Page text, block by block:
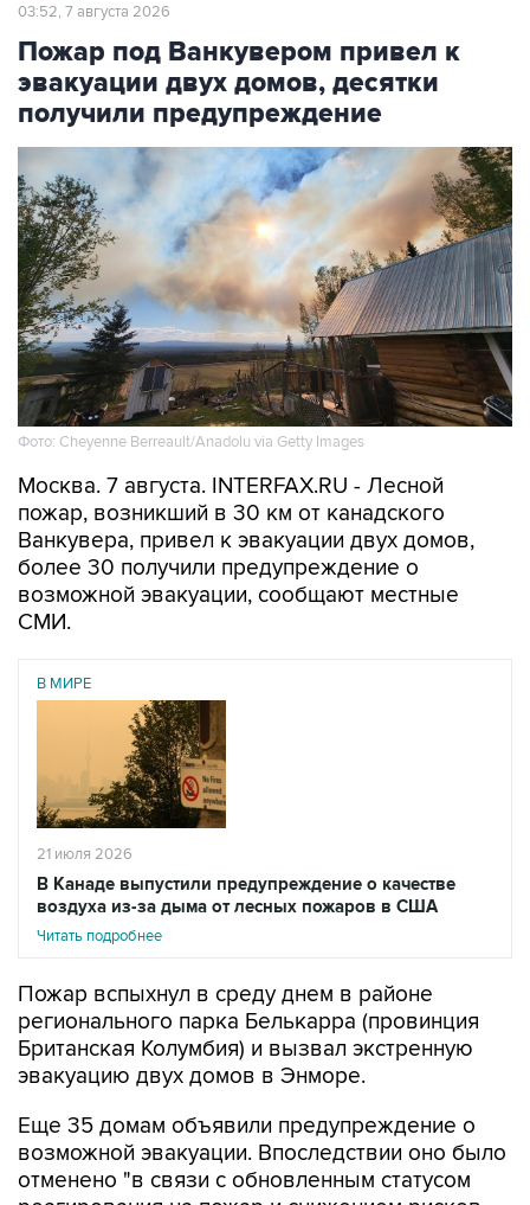
03:52, 7 августа 2026
Пожар под Ванкувером привел к
эвакуации двух домов, десятки
получили предупреждение
Фото: Cheyenne Berreault/Anadolu via Getty Images
Москва. 7 августа. INTERFAX.RU - Лесной
пожар, возникший в 30 км от канадского
Ванкувера, привел к эвакуации двух домов,
более 30 получили предупреждение о
возможной эвакуации, сообщают местные
СМИ.
В МИРЕ
21 июля 2026
В Канаде выпустили предупреждение о качестве
воздуха из-за дыма от лесных пожаров в США
Читать подробнее
Пожар вспыхнул в среду днем в районе
регионального парка Белькарра (провинция
Британская Колумбия) и вызвал экстренную
эвакуацию двух домов в Энморе.
Еще 35 домам объявили предупреждение о
возможной эвакуации. Впоследствии оно было
отменено "в связи с обновленным статусом